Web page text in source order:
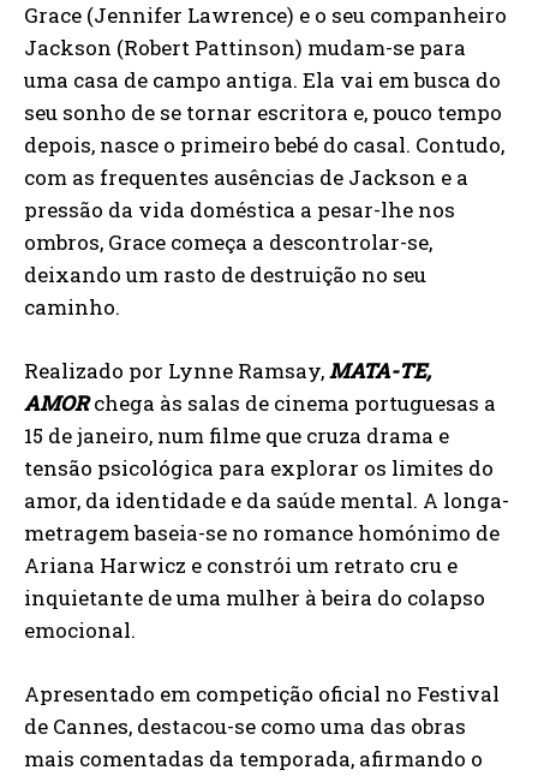
Grace (Jennifer Lawrence) e o seu companheiro
Jackson (Robert Pattinson) mudam-se para
uma casa de campo antiga. Ela vai em busca do
seu sonho de se tornar escritora e, pouco tempo
depois, nasce o primeiro bebé do casal. Contudo,
com as frequentes ausências de Jackson e a
pressão da vida doméstica a pesar-lhe nos
ombros, Grace começa a descontrolar-se,
deixando um rasto de destruição no seu
caminho.
Realizado por Lynne Ramsay,MATA-TE,
AMORchega às salas de cinema portuguesas a
15 de janeiro, num filme que cruza drama e
tensão psicológica para explorar os limites do
amor, da identidade e da saúde mental. A longa-
metragem baseia-se no romance homónimo de
Ariana Harwicz e constrói um retrato cru e
inquietante de uma mulher à beira do colapso
emocional.
Apresentado em competição oficial no Festival
de Cannes, destacou-se como uma das obras
mais comentadas da temporada, afirmando o